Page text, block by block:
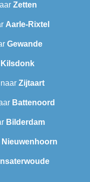
Zetten
Aarle-Rixtel
Gewande
Kilsdonk
Zijtaart
Battenoord
Bilderdam
Nieuwenhoorn